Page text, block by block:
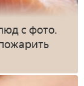
с фото.